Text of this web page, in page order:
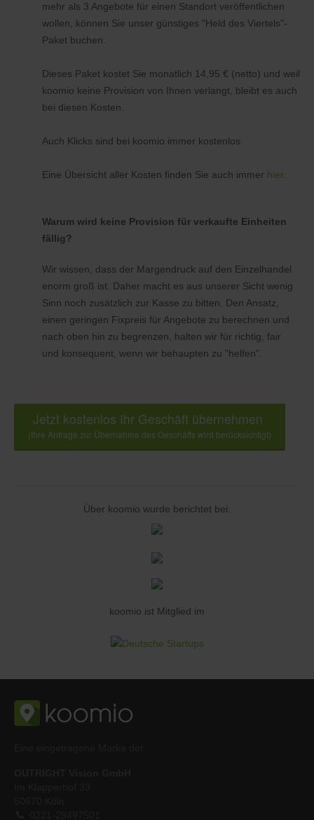
mehr als 3 Angebote für einen Standort veröffentlichen
wollen, können Sie unser günstiges "Held des Viertels"-
Paket buchen.
Dieses Paket kostet Sie monatlich 14,95 € (netto) und weil
koomio keine Provision von Ihnen verlangt, bleibt es auch
bei diesen Kosten.
Auch Klicks sind bei koomio immer kostenlos.
Eine Übersicht aller Kosten finden Sie auch immer hier.
Warum wird keine Provision für verkaufte Einheiten
fällig?
Wir wissen, dass der Margendruck auf den Einzelhandel
enorm groß ist. Daher macht es aus unserer Sicht wenig
Sinn noch zusätzlich zur Kasse zu bitten. Den Ansatz,
einen geringen Fixpreis für Angebote zu berechnen und
nach oben hin zu begrenzen, halten wir für richtig, fair
und konsequent, wenn wir behaupten zu "helfen".
Jetzt kostenlos Ihr Geschäft übernehmen
(Ihre Anfrage zur Übernahme des Geschäfts wird berücksichtigt)
Über koomio wurde berichtet bei:
koomio ist Mitglied im